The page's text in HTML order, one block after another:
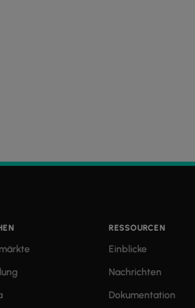
RESSOURCEN
Einblicke
Nachrichten
Dokumentation